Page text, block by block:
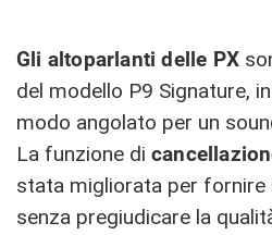
Gli altoparlanti delle PX
del modello P9 Signature,
modo angolato per un
La funzione di
stata migliorata per
senza pregiudicare la